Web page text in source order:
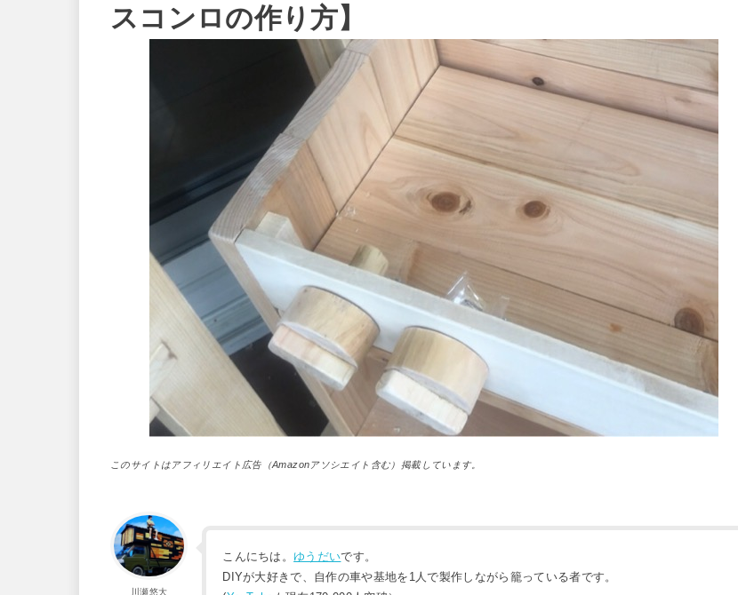
スコンロの作り方】
このサイトはアフィリエイト広告（Amazonアソシエイト含む）掲載しています。
川瀬悠大
こんにちは。ゆうだいです。
DIYが大好きで、自作の車や基地を1人で製作しながら籠っている者です。